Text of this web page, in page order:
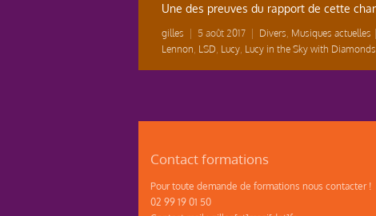
Une des preuves du rapport de cette
gilles 5 août 2017 Divers Musiques actuelles
Lennon LSD Lucy Lucy in the Sky with Diamonds
Contact formations
Pour toute demande de formations nous contacter !
02 99 19 01 50